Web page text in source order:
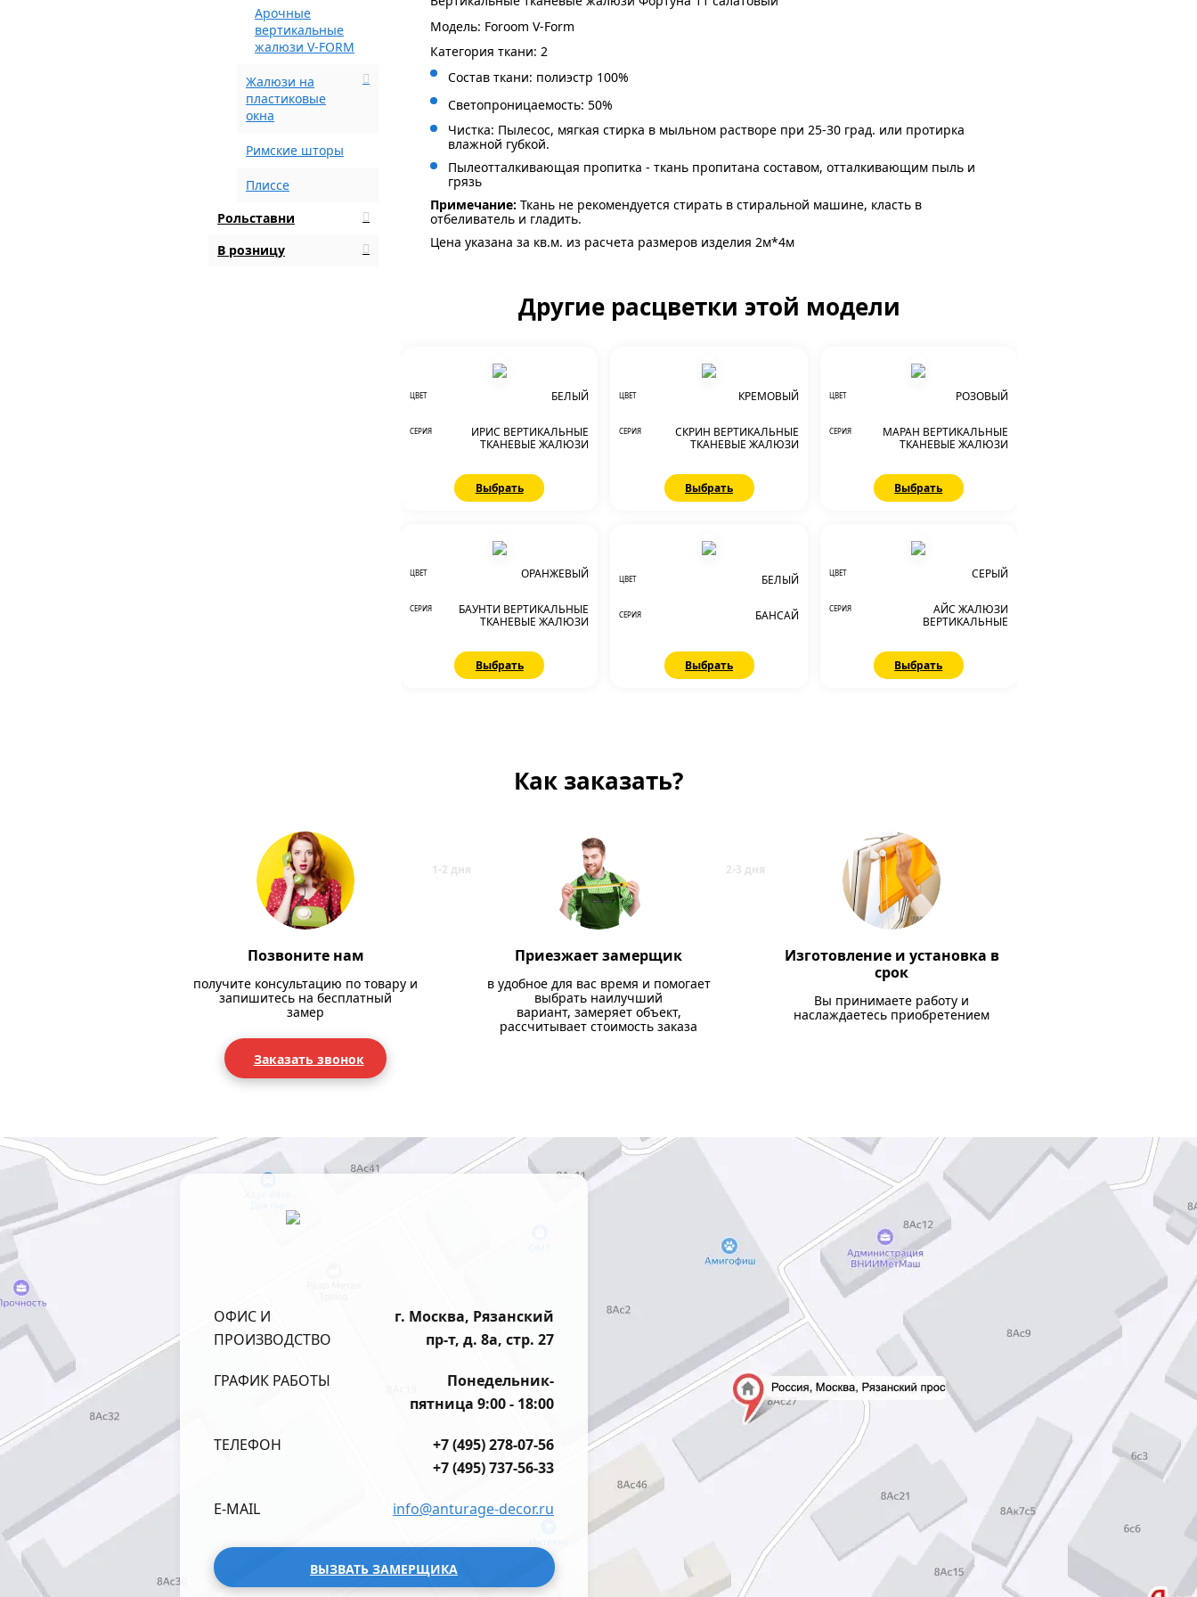
Арочные
вертикальные
жалюзи V-FORM
Жалюзи на
пластиковые
окна
Римские шторы
Плиссе
Рольставни
В розницу
Модель: Foroom V-Form
Категория ткани: 2
Состав ткани: полиэстр 100%
Светопроницаемость: 50%
Чистка: Пылесос, мягкая стирка в мыльном растворе при 25-30 град. или протирка
влажной губкой.
Пылеотталкивающая пропитка - ткань пропитана составом, отталкивающим пыль и
грязь
Примечание: Ткань не рекомендуется стирать в стиральной машине, класть в
отбеливатель и гладить.
Цена указана за кв.м. из расчета размеров изделия 2м*4м
Другие расцветки этой модели
ЦВЕТ БЕЛЫЙ
СЕРИЯ
ИРИС ВЕРТИКАЛЬНЫЕ
ТКАНЕВЫЕ ЖАЛЮЗИ
Выбрать
ЦВЕТ КРЕМОВЫЙ
СЕРИЯ
СКРИН ВЕРТИКАЛЬНЫЕ
ТКАНЕВЫЕ ЖАЛЮЗИ
Выбрать
ЦВЕТ РОЗОВЫЙ
СЕРИЯ
МАРАН ВЕРТИКАЛЬНЫЕ
ТКАНЕВЫЕ ЖАЛЮЗИ
Выбрать
ЦВЕТ ОРАНЖЕВЫЙ
СЕРИЯ
БАУНТИ ВЕРТИКАЛЬНЫЕ
ТКАНЕВЫЕ ЖАЛЮЗИ
Выбрать
ЦВЕТ БЕЛЫЙ
СЕРИЯ БАНСАЙ
Выбрать
ЦВЕТ СЕРЫЙ
СЕРИЯ
АЙС ЖАЛЮЗИ
ВЕРТИКАЛЬНЫЕ
Выбрать
Как заказать?
Позвоните нам
получите консультацию по товару и
запишитесь на бесплатный
замер
Заказать звонок
Приезжает замерщик
в удобное для вас время и помогает
выбрать наилучший
вариант, замеряет объект,
рассчитывает стоимость заказа
Изготовление и установка в
срок
Вы принимаете работу и
наслаждаетесь приобретением
ОФИС И
ПРОИЗВОДСТВО
г. Москва, Рязанский
пр-т, д. 8а, стр. 27
ГРАФИК РАБОТЫ
Понедельник-
пятница 9:00 - 18:00
ТЕЛЕФОН
+7 (495) 278-07-56
+7 (495) 737-56-33
E-MAIL info@anturage-decor.ru
ВЫЗВАТЬ ЗАМЕРЩИКА